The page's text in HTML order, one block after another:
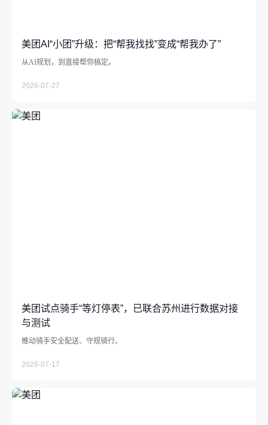
美团AI“小团”升级：把“帮我找找”变成“帮我办了”
从AI规划，到直接帮你搞定。
2026-07-27
美团试点骑手“等灯停表”，已联合苏州进行数据对接
与测试
推动骑手安全配送、守规骑行。
2026-07-17